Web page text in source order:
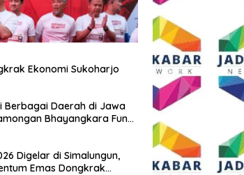
Ekonomi Sukoharjo
Berbagai Daerah di Jawa
Bhayangkara Fun
Digelar di Simalungun,
Emas Dongkrak